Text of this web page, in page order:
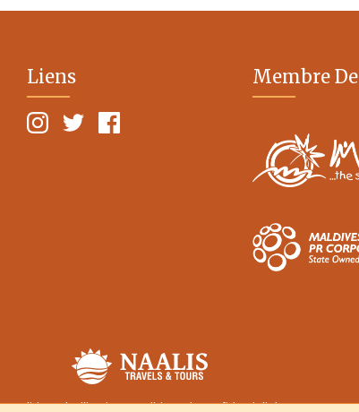
Liens Membre De
Conditions d'utilisation Politique de confidentialité